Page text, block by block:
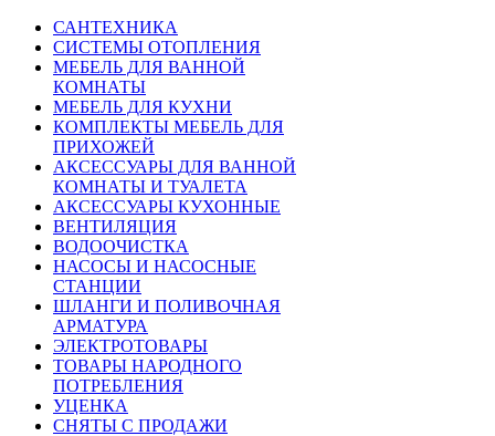
САНТЕХНИКА
СИСТЕМЫ ОТОПЛЕНИЯ
МЕБЕЛЬ ДЛЯ ВАННОЙ
КОМНАТЫ
МЕБЕЛЬ ДЛЯ КУХНИ
КОМПЛЕКТЫ МЕБЕЛЬ ДЛЯ
ПРИХОЖЕЙ
АКСЕССУАРЫ ДЛЯ ВАННОЙ
КОМНАТЫ И ТУАЛЕТА
АКСЕССУАРЫ КУХОННЫЕ
ВЕНТИЛЯЦИЯ
ВОДООЧИСТКА
НАСОСЫ И НАСОСНЫЕ
СТАНЦИИ
ШЛАНГИ И ПОЛИВОЧНАЯ
АРМАТУРА
ЭЛЕКТРОТОВАРЫ
ТОВАРЫ НАРОДНОГО
ПОТРЕБЛЕНИЯ
УЦЕНКА
СНЯТЫ С ПРОДАЖИ